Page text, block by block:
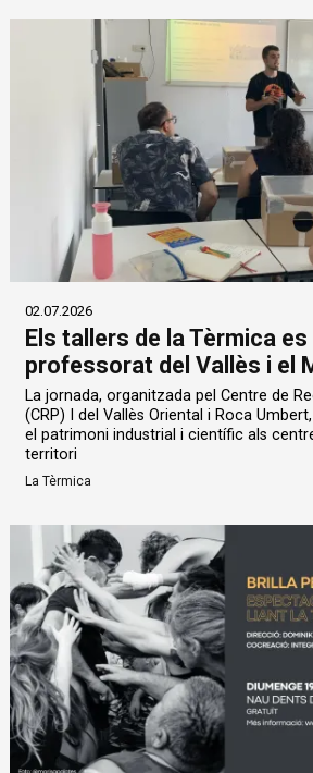
02.07.2026
Els tallers de la Tèrmica
professorat del Vallès i el
La jornada, organitzada pel Centre de
(CRP) I del Vallès Oriental i Roca
el patrimoni industrial i científic als
territori
La Tèrmica